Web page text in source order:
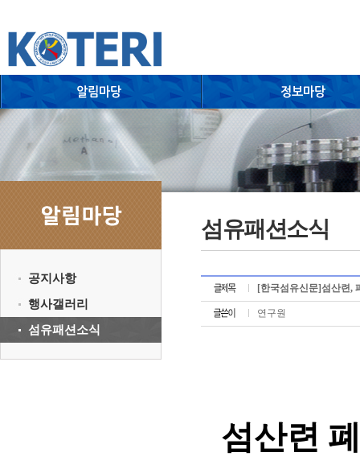
공지사항
행사갤러리
섬유패션소식
섬유패션소식
[한국섬유신문]섬산련,
연구원
섬산련